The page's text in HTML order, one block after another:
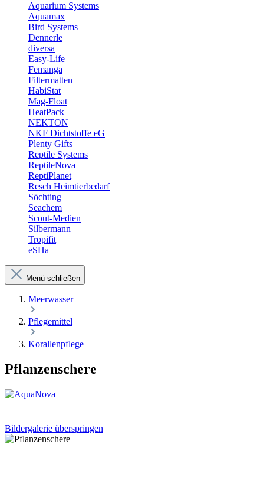
Aquarium Systems
Aquamax
Bird Systems
Dennerle
diversa
Easy-Life
Femanga
Filtermatten
HabiStat
Mag-Float
HeatPack
NEKTON
NKF Dichtstoffe eG
Plenty Gifts
Reptile Systems
ReptileNova
ReptiPlanet
Resch Heimtierbedarf
Söchting
Seachem
Scout-Medien
Silbermann
Tropifit
eSHa
Menü schließen
Meerwasser
Pflegemittel
Korallenpflege
Pflanzenschere
Bildergalerie überspringen